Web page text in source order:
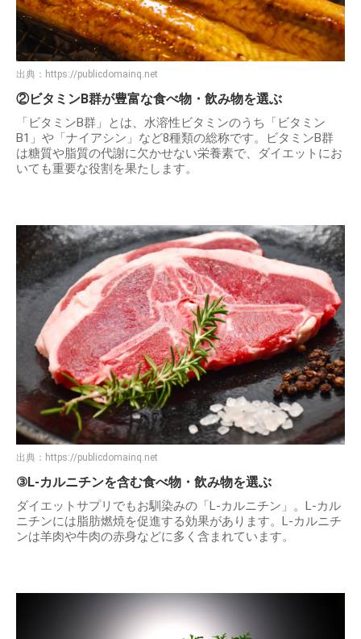
出典： https://publicdomainq.net
②ビタミンB群が豊富な食べ物・飲み物を選ぶ
「ビタミンB群」とは、水溶性ビタミンのうち「ビタミン
B1」や「ナイアシン」など8種類の総称です。ビタミンB群
は糖質や脂質の代謝に欠かせない栄養素で、ダイエットにお
いても重要な役割を果たします。
出典： https://publicdomainq.net
③L-カルニチンを含む食べ物・飲み物を選ぶ
ダイエットサプリでもお馴染みの「L-カルニチン」。L-カル
ニチンには脂肪燃焼を促進する効果があります。L-カルニチ
ンは羊肉や牛肉の赤身などに多く含まれています。